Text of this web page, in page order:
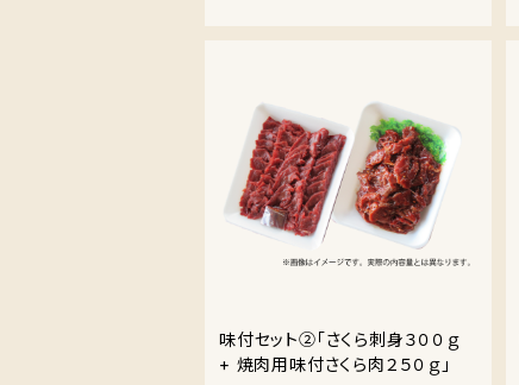
味付セット②「さくら刺身３００ｇ
+ 焼肉用味付さくら肉２５０ｇ」